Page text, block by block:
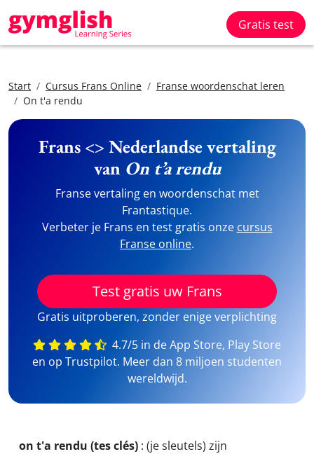
Gratis test
Start Cursus Frans Online
Franse woordenschat leren
On t'a rendu
Frans <> Nederlandse vertaling
van On t’a rendu
Franse vertaling en woordenschat met
Frantastique.
Verbeter je Frans en test gratis onze cursus
Franse online.
Test gratis uw Frans
Gratis uitproberen, zonder enige verplichting
4.7/5 in de App Store, Play Store
en op Trustpilot. Meer dan 8 miljoen studenten
wereldwijd.
on t'a rendu (tes clés) : (je sleutels) zijn